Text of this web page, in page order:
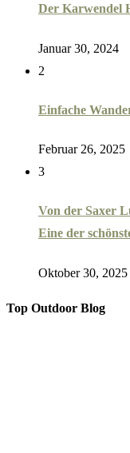
Der Karwendel
Januar 30, 2024
2
Einfache
Februar 26, 2025
3
Von der Saxer
Eine der
Oktober 30, 2025
Top Outdoor Blog